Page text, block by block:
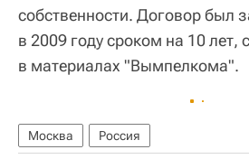
собственности. Договор был
в 2009 году сроком на 10 лет,
в материалах "Вымпелкома".
Москва Россия